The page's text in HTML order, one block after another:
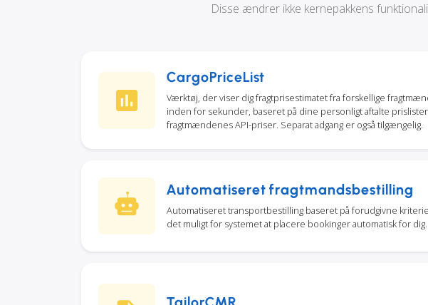
Disse ændrer ikke kernepakkens
CargoPriceList
Værktøj, der viser dig fragtprisestimatet fra forskellige
inden for sekunder, baseret på dine personligt aftalte
fragtmændenes API-priser. Separat adgang er også tilgængelig.
Automatiseret fragtmandsbestilling
Automatiseret transportbestilling baseret på forudgivne
det muligt for systemet at placere bookinger automatisk for dig.